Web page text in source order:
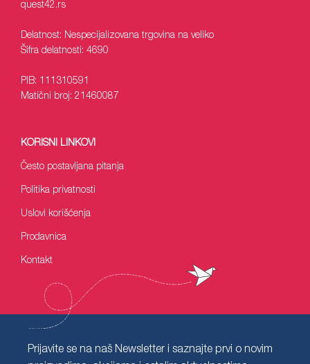
quest42 .rs
Delatnost: Nespecijalizovana trgovina na veliko
Šifra delatnosti: 4690
PIB: 111310591
Matični broj: 21460087
KORISNI LINKOVI
Često postavljana pitanja
Politika privatnosti
Uslovi korišćenja
Prodavnica
Kontakt
Prijavite se na naš Newsletter i saznajte prvi o novim